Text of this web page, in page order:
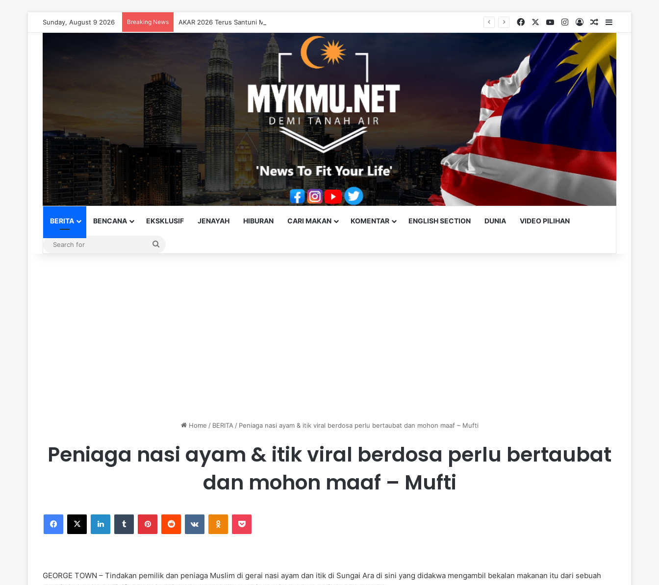
Sunday, August 9 2026 Breaking News AKAR 2026 Terus Santuni Murid, Gilap Kreativiti Generasi Muda Facebook YouTubeInstagram
Log InRandom Article
BERITA BENCANA EKSKLUSIF JENAYAH HIBURAN CARI MAKAN KOMENTAR ENGLISH SECTION DUNIA VIDEO PILIHAN
Home / BERITA / Peniaga nasi ayam & itik viral berdosa perlu bertaubat dan mohon maaf – Mufti
Peniaga nasi ayam & itik viral berdosa perlu bertaubat
dan mohon maaf – Mufti
GEORGE TOWN – Tindakan pemilik dan peniaga Muslim di gerai nasi ayam dan itik di Sungai Ara di sini yang didakwa mengambil bekalan makanan itu dari sebuah